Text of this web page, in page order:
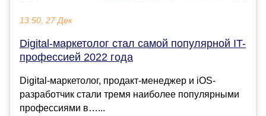
13:50, 27 Дек
Digital-маркетолог стал самой популярной IT-
профессией 2022 года
Digital-маркетолог, продакт-менеджер и iOS-
разработчик стали тремя наиболее популярными
профессиями в…...